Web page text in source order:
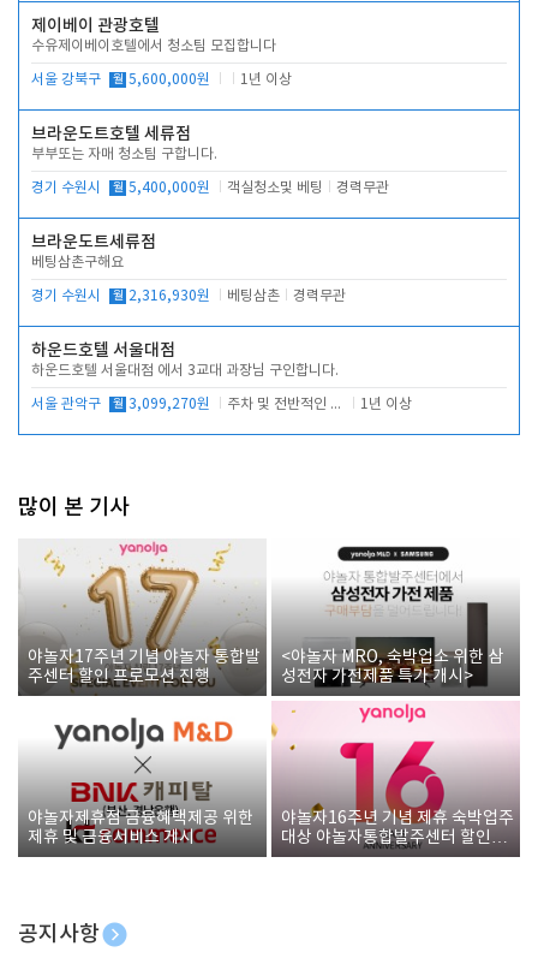
제이베이 관광호텔
수유제이베이호텔에서 청소팀 모집합니다
서울 강북구 월 5,600,000원 1년 이상
브라운도트호텔 세류점
부부또는 자매 청소팀 구합니다.
경기 수원시 월 5,400,000원 객실청소및 베팅 경력무관
브라운도트세류점
베팅삼촌구해요
경기 수원시 월 2,316,930원 베팅삼촌 경력무관
하운드호텔 서울대점
하운드호텔 서울대점 에서 3교대 과장님 구인합니다.
서울 관악구 월 3,099,270원 주차 및 전반적인 당번업무 1년 이상
많이 본 기사
야놀자17주년 기념 야놀자 통합발
주센터 할인 프로모션 진행
<야놀자 MRO, 숙박업소 위한 삼
성전자 가전제품 특가 개시>
야놀자제휴점 금융혜택제공 위한
제휴 및 금융서비스 게시
야놀자16주년 기념 제휴 숙박업주
대상 야놀자통합발주센터 할인쿠
폰 증정
공지사항
[호텔업] 개인정보 처리방침 개정본1 (19.09.02)